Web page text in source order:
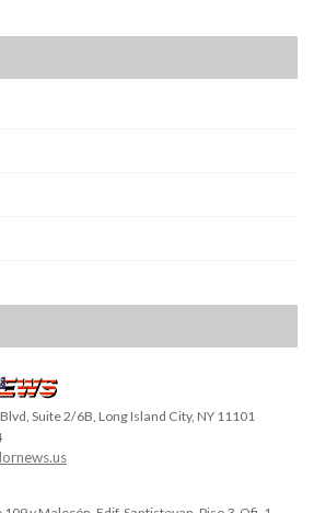
Suite 2/6B, Long Island City, NY 11101